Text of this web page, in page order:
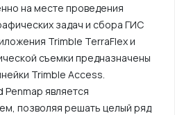
на месте проведения
задач и сбора ГИС
Trimble TerraFlex и
съемки предназначены
Trimble Access.
является
позволяя решать целый ряд